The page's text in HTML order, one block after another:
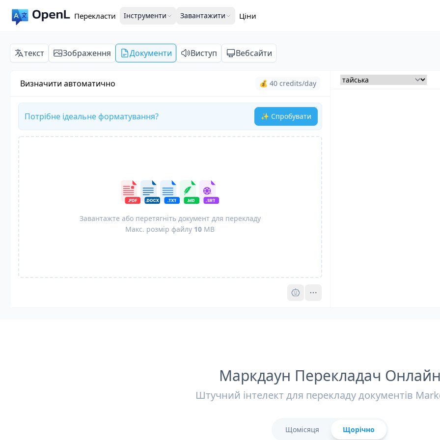
Перекласти Інструменти Завантажити Ціни
текст Зображення Документи Виступ Вебсайти
Визначити автоматично 💰 40 credits/day
Потрібне ідеальне форматування? ✨ Спробувати
Завантажте або перетягніть документ для перекладу
Макс. розмір файлу 10 MB
Pro
Маркдаун Перекладач Онлайн
Штучний інтелект для перекладу документів
Щомісяця Щорічно